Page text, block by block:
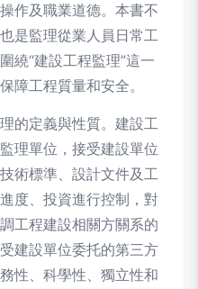
作及職業道德。本書不
是監理從業人員日常工
繞“建設工程監理”這一
障工程質量和安全。
的定義與性質。建設工
理單位，接受建設單位
術標準、設計文件及工
度、投資進行控制，對
工程建設相關方關系的
建設單位委托的第三方
性、科學性、獨立性和